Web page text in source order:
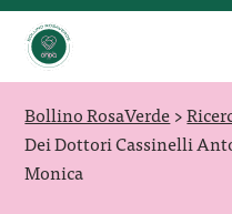
Bollino RosaVerde>
Dei Dottori Cassinelli
Monica